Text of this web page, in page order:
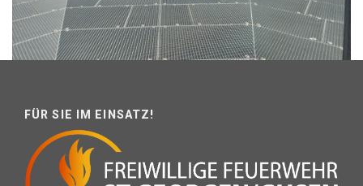
FÜR SIE IM EINSATZ!